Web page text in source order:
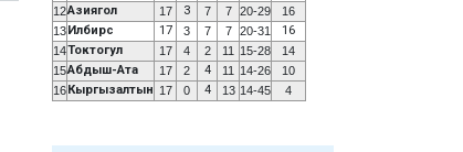
12Азиягол 17 3 7 7 20-29
16
13 Илбирс 17 3 7 7 20-31 16
14Токтогул 17 4 2 11 15-28
14
15Абдыш-Ата 17 2 4 11 14-26
10
16 Кыргызалтын 17 0 4 13 14-45 4